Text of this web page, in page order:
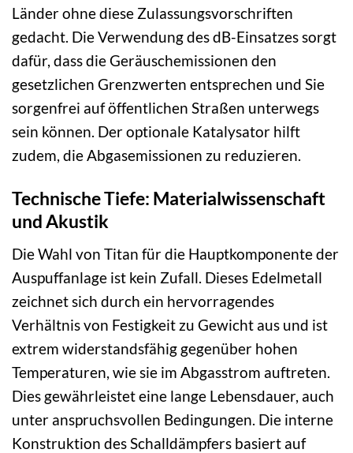
Länder ohne diese Zulassungsvorschriften
gedacht. Die Verwendung des dB-Einsatzes sorgt
dafür, dass die Geräuschemissionen den
gesetzlichen Grenzwerten entsprechen und Sie
sorgenfrei auf öffentlichen Straßen unterwegs
sein können. Der optionale Katalysator hilft
zudem, die Abgasemissionen zu reduzieren.
Technische Tiefe: Materialwissenschaft
und Akustik
Die Wahl von Titan für die Hauptkomponente der
Auspuffanlage ist kein Zufall. Dieses Edelmetall
zeichnet sich durch ein hervorragendes
Verhältnis von Festigkeit zu Gewicht aus und ist
extrem widerstandsfähig gegenüber hohen
Temperaturen, wie sie im Abgasstrom auftreten.
Dies gewährleistet eine lange Lebensdauer, auch
unter anspruchsvollen Bedingungen. Die interne
Konstruktion des Schalldämpfers basiert auf